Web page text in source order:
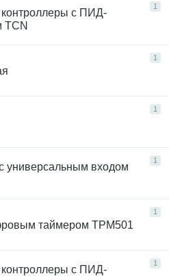
1
с ПИД-
TCN
1
1
1
универсальным входом
1
таймером ТРМ501
1
с ПИД-